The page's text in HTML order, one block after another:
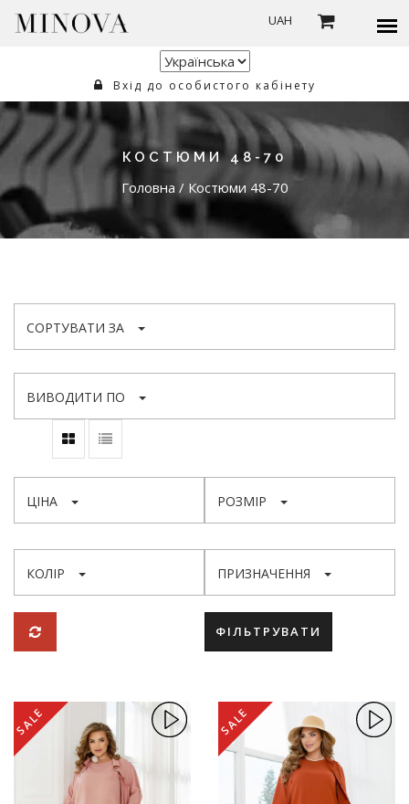
UAH
Вхід до особистого кабінету
КОСТЮМИ 48-70
Головна / Костюми 48-70
СОРТУВАТИ ЗА
ВИВОДИТИ ПО
ЦІНА РОЗМІР
КОЛІР ПРИЗНАЧЕННЯ
ФІЛЬТРУВАТИ
SALE SALE